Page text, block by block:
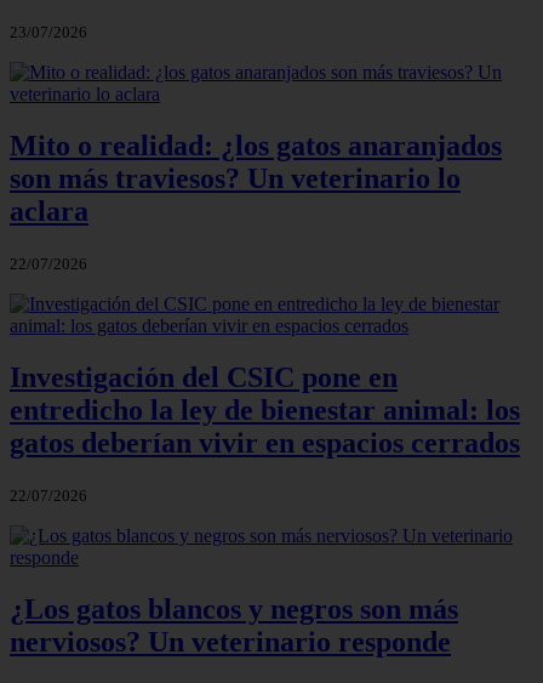
23/07/2026
Mito o realidad: ¿los gatos anaranjados
son más traviesos? Un veterinario lo
aclara
22/07/2026
Investigación del CSIC pone en
entredicho la ley de bienestar animal: los
gatos deberían vivir en espacios cerrados
22/07/2026
¿Los gatos blancos y negros son más
nerviosos? Un veterinario responde